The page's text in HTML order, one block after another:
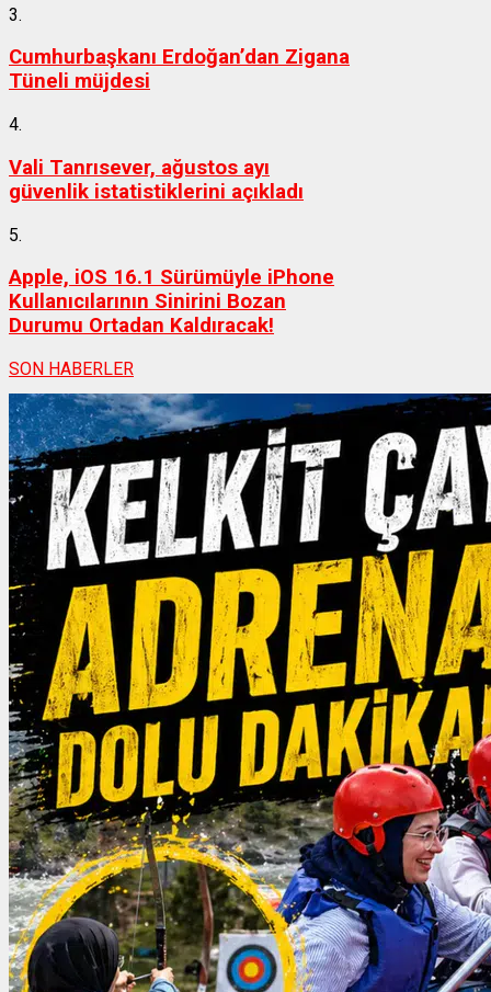
3.
Cumhurbaşkanı Erdoğan’dan Zigana
Tüneli müjdesi
4.
Vali Tanrısever, ağustos ayı
güvenlik istatistiklerini açıkladı
5.
Apple, iOS 16.1 Sürümüyle iPhone
Kullanıcılarının Sinirini Bozan
Durumu Ortadan Kaldıracak!
SON HABERLER